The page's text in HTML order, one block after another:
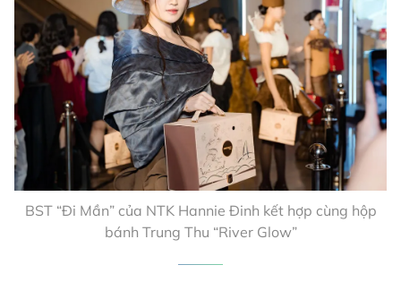
BST “Đi Mần” của NTK Hannie Đinh kết hợp cùng hộp
bánh Trung Thu “River Glow”